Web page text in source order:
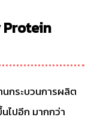
Protein
นกระบวนการผลิต
ไปอีก มากกว่า